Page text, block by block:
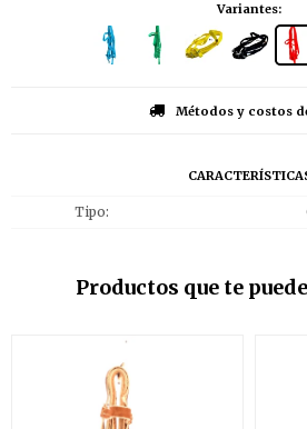
Variantes:
Métodos y costos
Tipo
Productos que te